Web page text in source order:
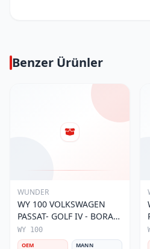
Benzer Ürünler
WUNDER
WY 100 VOLKSWAGEN
PASSAT- GOLF IV - BORA
056 115 561 Yağ Filtresi
WY 100
OEM MANN